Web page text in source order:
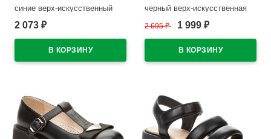
синие верх-искусственный
нубук подкладка-натуральная
2 073 ₽
черный верх-искусственная
кожа подкладка-натуральная
2 695₽ 1 999 ₽